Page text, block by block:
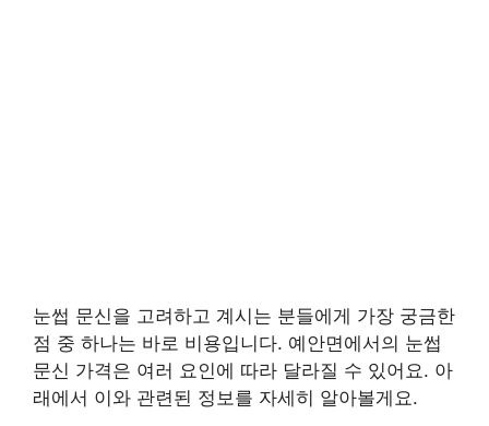
눈썹 문신을 고려하고 계시는 분들에게 가장 궁금한
점 중 하나는 바로 비용입니다. 예안면에서의 눈썹
문신 가격은 여러 요인에 따라 달라질 수 있어요. 아
래에서 이와 관련된 정보를 자세히 알아볼게요.